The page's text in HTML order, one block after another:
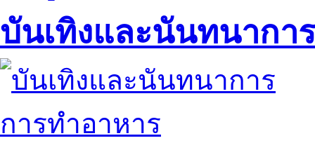
บันเทิงและนันทนาการ
การทำอาหาร